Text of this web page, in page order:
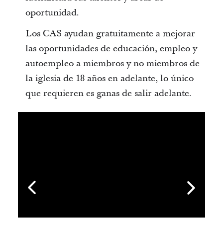
oportunidad.
Los CAS ayudan gratuitamente a mejorar
las oportunidades de educación, empleo y
autoempleo a miembros y no miembros de
la iglesia de 18 años en adelante, lo único
que requieren es ganas de salir adelante.